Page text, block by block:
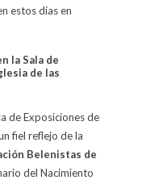
estos días en
la Sala de
de las
de Exposiciones de
fiel reflejo de la
Belenistas de
del Nacimiento